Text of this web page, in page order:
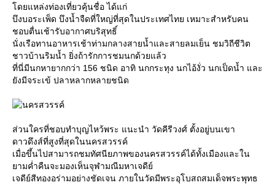
ดยแหล่งท่องเที่ยวคุ้นชื่อ ได้แก่
บึงบอระเพ็ด บึงน้ำจืดที่ใหญ่ที่สุดในประเทศไทย เหมาะสำหรับคน
ชอบตื่นเช้ารับอากาศบริสุทธิ์
นั่งเรือทานอาหารเช้าท่ามกลางสายน้ำและสายลมเย็น ชมวิถีชีวิต
ชาวบ้านริมน้ำ ยิ่งถ้ารักการชมนกด้วยแล้ว
ที่นี่มีนกหายากกว่า 156 ชนิด อาทิ นกกระทุง นกไอ้งั่ว นกเป็ดน้ำ และ
ังมีจระเข้ ปลาหลากหลายชนิด
ส่วนใครที่ชอบทำบุญไหว้พระ แนะนำ วัดคีรีวงศ์ ตั้งอยู่บนเขา
ดาวดึงส์ที่สูงที่สุดในนครสวรรค์
เมื่อขึ้นไปสามารถชมทัศนียภาพของนครสวรรค์ได้ทั้งเมืองและใน
ามค่ำคืนจะมองเห็นจุฬามณีมหาเจดีย์
เจดีย์สีทองอร่ามอย่างชัดเจน ภายในวัดมีพระอุโบสถสมเด็จพระพุทธ